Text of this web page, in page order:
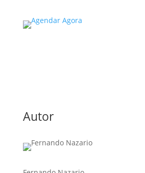
Autor